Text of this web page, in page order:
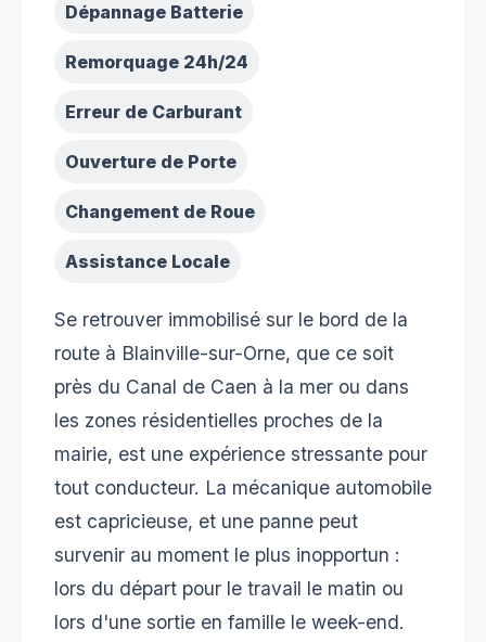
Dépannage Batterie
Remorquage 24h/24
Erreur de Carburant
Ouverture de Porte
Changement de Roue
Assistance Locale
Se retrouver immobilisé sur le bord de la
route à Blainville-sur-Orne, que ce soit
près du Canal de Caen à la mer ou dans
les zones résidentielles proches de la
mairie, est une expérience stressante pour
tout conducteur. La mécanique automobile
est capricieuse, et une panne peut
survenir au moment le plus inopportun :
lors du départ pour le travail le matin ou
lors d'une sortie en famille le week-end.